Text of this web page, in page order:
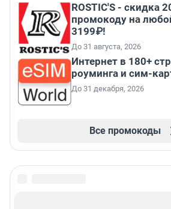
ROSTIC'S - скидка
промокоду на
3199₽!
До 31 августа, 2026
Интернет в 180+
роуминга и сим-
До 31 декабря, 2026
Все промокоды